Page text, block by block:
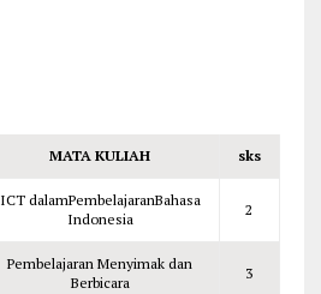
MATA KULIAH sks
ICT dalamPembelajaranBahasa
Indonesia
2
Pembelajaran Menyimak dan
Berbicara
3